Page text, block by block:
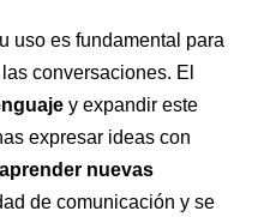
uso es fundamental para
conversaciones. El
y expandir este
expresar ideas con
aprender nuevas
de comunicación y se